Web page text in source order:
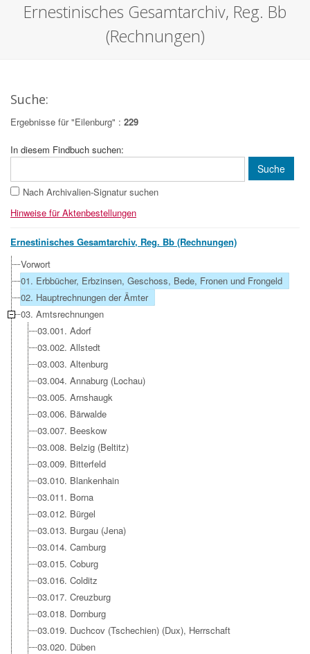
Ernestinisches Gesamtarchiv, Reg. Bb
(Rechnungen)
Suche:
Ergebnisse für "Eilenburg" : 229
In diesem Findbuch suchen:
Nach Archivalien-Signatur suchen
Hinweise für Aktenbestellungen
Ernestinisches Gesamtarchiv, Reg. Bb (Rechnungen)
Vorwort
01. Erbbücher, Erbzinsen, Geschoss, Bede, Fronen und Frongeld
02. Hauptrechnungen der Ämter
03. Amtsrechnungen
03.001. Adorf
03.002. Allstedt
03.003. Altenburg
03.004. Annaburg (Lochau)
03.005. Arnshaugk
03.006. Bärwalde
03.007. Beeskow
03.008. Belzig (Beltitz)
03.009. Bitterfeld
03.010. Blankenhain
03.011. Borna
03.012. Bürgel
03.013. Burgau (Jena)
03.014. Camburg
03.015. Coburg
03.016. Colditz
03.017. Creuzburg
03.018. Dornburg
03.019. Duchcov (Tschechien) (Dux), Herrschaft
03.020. Düben